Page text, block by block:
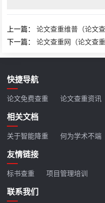
上一篇：论文查重维普（论文查
下一篇：论文查重网（论文查重
快捷导航
论文免费查重 论文查重资讯
相关文档
关于智能降重 何为学术不端
友情链接
标书查重 项目管理培训
联系我们